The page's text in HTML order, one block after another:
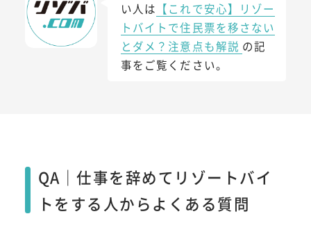
い人は 【これで安心】リゾー
トバイトで住民票を移さない
とダメ？注意点も解説 の記
事をご覧ください。
QA｜仕事を辞めてリゾートバイ
トをする人からよくある質問